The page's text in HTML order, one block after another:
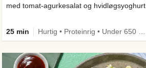
med tomat-agurkesalat og hvidløgsyoghurt
25 min